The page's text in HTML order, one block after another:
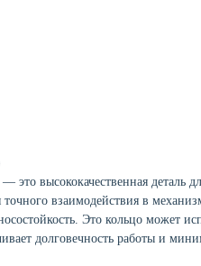
это высококачественная деталь
взаимодействия в
Это кольцо может
долговечность работы и